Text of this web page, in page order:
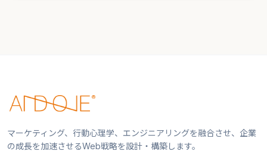
マーケティング、行動心理学、エンジニアリングを融合させ、企業
の成長を加速させるWeb戦略を設計・構築します。